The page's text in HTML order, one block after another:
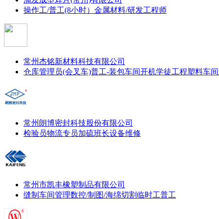
操作工/普工(8小时） 金属材料/研发工程师
常州杰铭新材料科技有限公司
仓库管理员(会叉车)普工-装包车间开机学徒工程塑料车
常州朗博密封科技股份有限公司
检验员物流专员加硫班长设备维修
常州市凯丰橡塑制品有限公司
缝制车间管理数控/制图/海绵切割 临时工普工